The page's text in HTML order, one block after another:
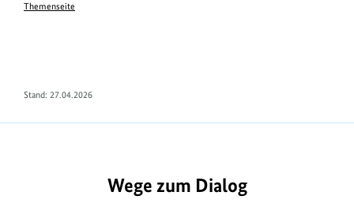
Themenseite
Stand: 27.04.2026
Wege zum Dialog